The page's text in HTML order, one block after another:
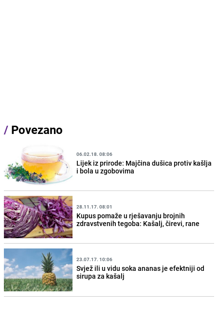
/ Povezano
06.02.18. 08:06
Lijek iz prirode: Majčina dušica protiv kašlja
i bola u zgobovima
28.11.17. 08:01
Kupus pomaže u rješavanju brojnih
zdravstvenih tegoba: Kašalj, čirevi, rane
23.07.17. 10:06
Svjež ili u vidu soka ananas je efektniji od
sirupa za kašalj